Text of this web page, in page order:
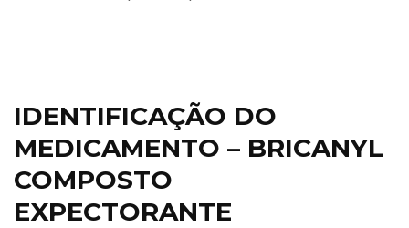
IDENTIFICAÇÃO DO
MEDICAMENTO – BRICANYL
COMPOSTO
EXPECTORANTE